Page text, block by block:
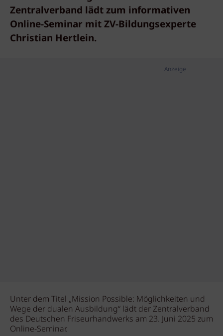
Zentralverband lädt zum informativen
Online-Seminar mit ZV-Bildungsexperte
Christian Hertlein.
Anzeige
Unter dem Titel „Mission Possible: Möglichkeiten und
Wege der dualen Ausbildung“ lädt der Zentralverband
des Deutschen Friseurhandwerks am 23. Juni 2025 zum
Online-Seminar.